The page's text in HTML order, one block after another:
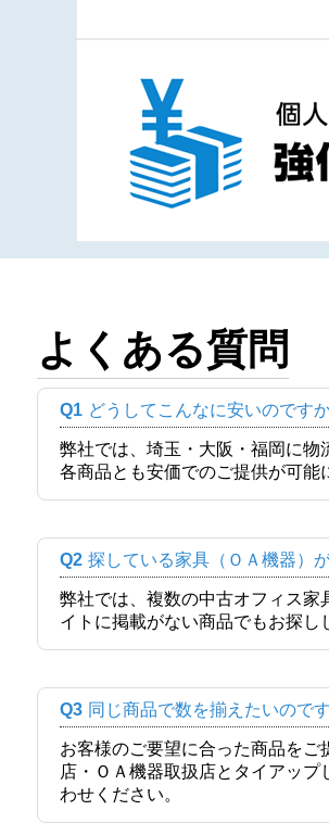
よくある質問
Q1 どうしてこんなに安いのです
弊社では、埼玉・大阪・福岡に
各商品とも安価でのご提供が可能
Q2 探している家具（ＯＡ機器）
弊社では、複数の中古オフィス
イトに掲載がない商品でもお探
Q3 同じ商品で数を揃えたいので
お客様のご要望に合った商品を
店・ＯＡ機器取扱店とタイアッ
わせください。